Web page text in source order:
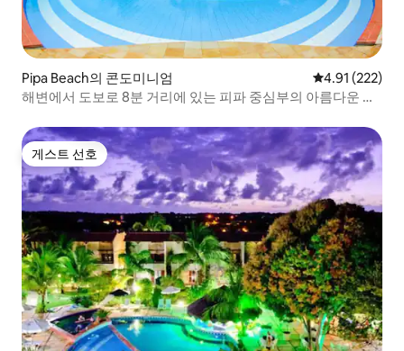
Pipa Beach의 콘도미니엄 평점 4.91점(5
4.91 (222)
해변에서 도보로 8분 거리에 있는 피파 중심부의 아름다운 듀
게스트 선호
게스트 선호